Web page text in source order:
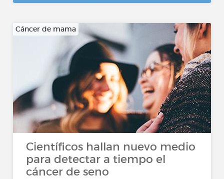
Cáncer de mama
Científicos hallan nuevo medio
para detectar a tiempo el
cáncer de seno